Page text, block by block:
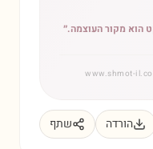
הוא מקור העוצמה.״
הורדה שתף